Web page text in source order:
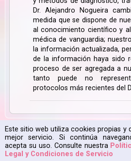
Este sitio web utiliza cookies propias y
mejor servicio. Si continúa
acepta su uso. Consulte nuestra
Legal y Condiciones de Servicio
Dr. Alejandro Nogueira
medida que se dispone de
al conocimiento científico y
médica de vanguardia;
la información actualizada,
de la información haya sido
proceso de ser agregada a
tanto puede no
protocolos más recientes del
Mapa Web| Aviso Legal| Política